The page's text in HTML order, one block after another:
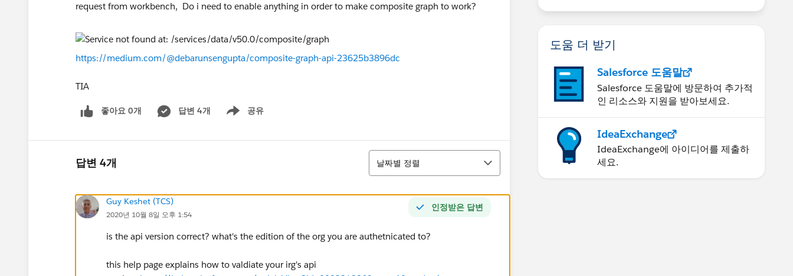
request from workbench, Do i need to enable anything in order to make composite graph to work?
https://medium.com/@debarunsengupta/composite-graph-api-23625b3896dc
TIA
좋아요 0개 답변 4개 공유
Show menu
답변 4개
정렬
날짜별 정렬
인정받은 답변
Guy Keshet (TCS)
2020년 10월 8일 오후 1:54
is the api version correct? what's the edition of the org you are authetnicated to?
this help page explains how to valdiate your irg's api
도움 더 받기
Salesforce 도움말
Salesforce 도움말에 방문하여 추가적
인 리소스와 지원을 받아보세요.
IdeaExchange
IdeaExchange에 아이디어를 제출하
세요.